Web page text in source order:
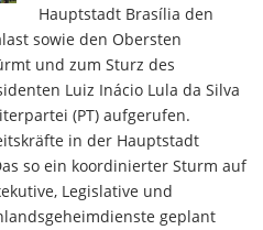
Hauptstadt Brasília den
sowie den Obersten
und zum Sturz des
Luiz Inácio Lula da Silva
(PT) aufgerufen.
in der Hauptstadt
so ein koordinierter Sturm auf
Legislative und
geplant